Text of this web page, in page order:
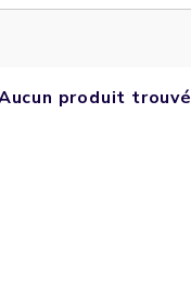
produit trouvé